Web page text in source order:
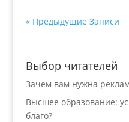
« Предыдущие Записи
Выбор читателей
Зачем вам нужна
Высшее образование:
благо?